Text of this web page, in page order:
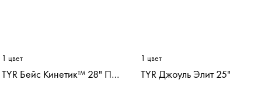
1 цвет
TYR Бейс Кинетик™ 28" Покет
1 цвет
TYR Джоуль Элит 25"